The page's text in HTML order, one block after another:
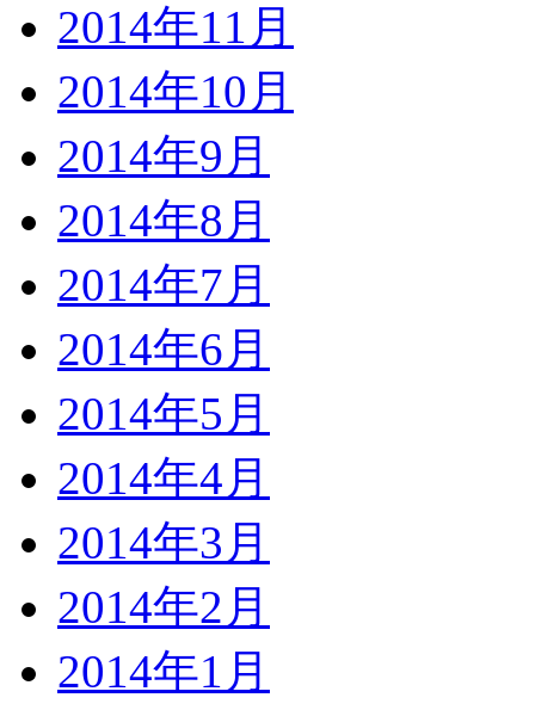
2014年11月
2014年10月
2014年9月
2014年8月
2014年7月
2014年6月
2014年5月
2014年4月
2014年3月
2014年2月
2014年1月